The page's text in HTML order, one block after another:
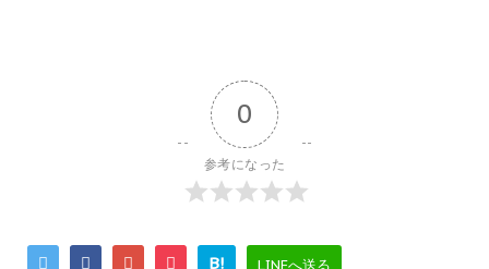
0
参考になった
B! LINEへ送る